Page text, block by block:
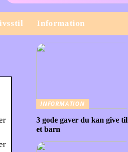
Information
INFORMATION
3 gode gaver du kan give til
et barn